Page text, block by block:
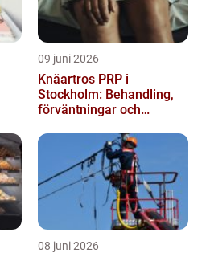
09 juni 2026
Knäartros PRP i
Stockholm: Behandling,
förväntningar och
08 juni 2026